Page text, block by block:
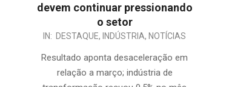
devem continuar pressionando
o setor
2025-
IN: DESTAQUE, INDÚSTRIA, NOTÍCIAS
Resultado aponta desaceleração em
relação a março; indústria de